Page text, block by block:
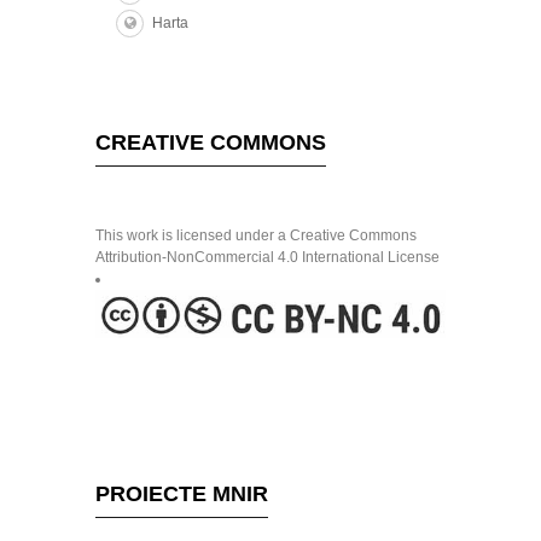
Harta
CREATIVE COMMONS
This work is licensed under a Creative Commons
Attribution-NonCommercial 4.0 International License
PROIECTE MNIR